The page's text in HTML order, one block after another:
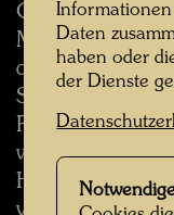
Gefahr der
Massen-
der
Schlagworte
Rußland). Das
wissen, doch
Hinsicht
vermischen
Daten
haben oder
der Dienste